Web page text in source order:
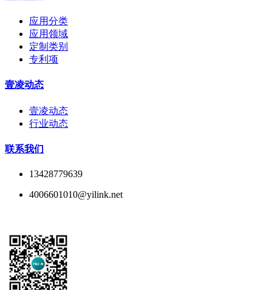
应用分类
应用领域
定制类别
专利项
壹凌动态
壹凌动态
行业动态
联系我们
13428779639
4006601010@yilink.net